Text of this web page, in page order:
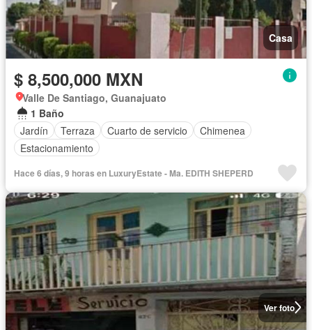
Casa
$ 8,500,000 MXN
Valle De Santiago, Guanajuato
1 Baño
Jardín
Terraza Cuarto de servicio
Chimenea
Estacionamiento
Hace 6 días, 9 horas en LuxuryEstate - Ma. EDITH SHEPERD
Ver foto